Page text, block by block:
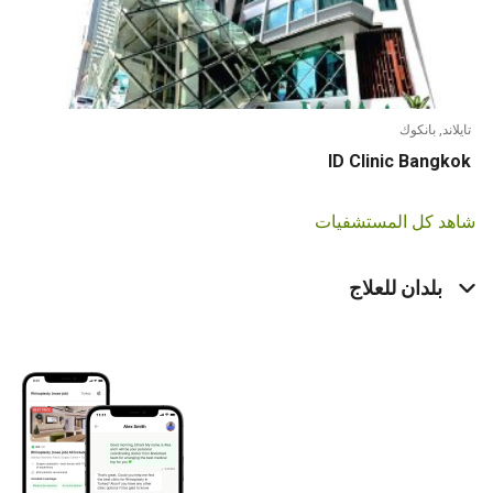
بانكوك
ID Clinic
كل المستشفيات
بلدان للعلاج